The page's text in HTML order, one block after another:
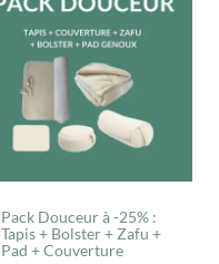
11,00€.8,26€.
Pack Douceur à -25% :
Tapis + Bolster + Zafu +
Pad + Couverture